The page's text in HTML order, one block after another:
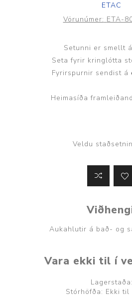
ETAC
Vörunúmer: ETA-
Setunni er smellt
Seta fyrir kringlótta
Fyrirspurnir sendist á
Heimasíða
Veldu
Aukahlutir á bað- og
Vara ekki til í
Lagerstaða:
Stórhöfða: Ekki